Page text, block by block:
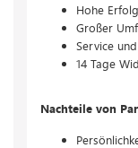
Hohe
Großer
Service
14 Tage
Nachteile von